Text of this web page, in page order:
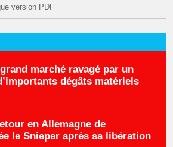
version PDF
marché ravagé par un
dégâts matériels
en Allemagne de
le Snieper après sa libération